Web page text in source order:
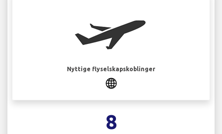
Nyttige flyselskapskoblinger
8